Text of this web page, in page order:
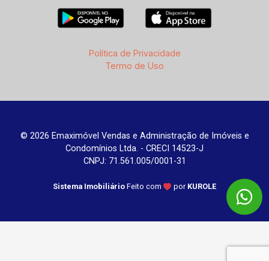
Política de Privacidade
Termo de Uso
© 2026 Emaximóvel Vendas e Administração de Imóveis e
Condomínios Ltda. - CRECI 14523-J
CNPJ: 71.561.005/0001-31
Sistema Imobiliário Feito com por KUROLE